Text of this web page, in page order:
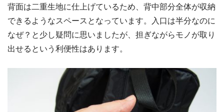
背面は二重生地に仕上げているため、背中部分全体が収納
できるようなスペースとなっています。入口は半分なのに
なぜ？と少し疑問に思いましたが、担ぎながらモノが取り
出せるという利便性はあります。